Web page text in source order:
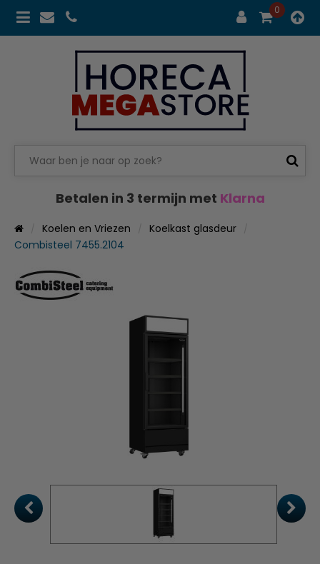
0
Betalen in 3 termijn met Klarna
Koelen en Vriezen
Koelkast glasdeur
Combisteel 7455.2104